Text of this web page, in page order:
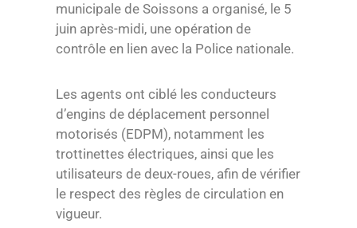
municipale de Soissons a organisé, le 5
juin après-midi, une opération de
contrôle en lien avec la Police nationale.
Les agents ont ciblé les conducteurs
d’engins de déplacement personnel
motorisés (EDPM), notamment les
trottinettes électriques, ainsi que les
utilisateurs de deux-roues, afin de vérifier
le respect des règles de circulation en
vigueur.